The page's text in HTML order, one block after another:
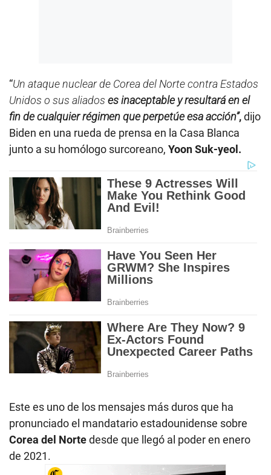
“Un ataque nuclear de Corea del Norte contra Estados
Unidos o sus aliados es inaceptable y resultará en el
fin de cualquier régimen que perpetúe esa acción”,dijo
Biden en una rueda de prensa en la Casa Blanca
junto a su homólogo surcoreano, Yoon Suk-yeol.
Este es uno de los mensajes más duros que ha
pronunciado el mandatario estadounidense sobre
Corea del Nortedesde que llegó al poder en enero
de 2021.